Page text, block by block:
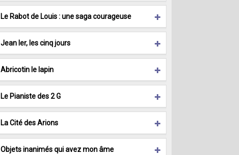
Le Rabot de Louis : une saga courageuse
Jean Ier, les cinq jours
Abricotin le lapin
Le Pianiste des 2 G
La Cité des Arions
Objets inanimés qui avez mon âme